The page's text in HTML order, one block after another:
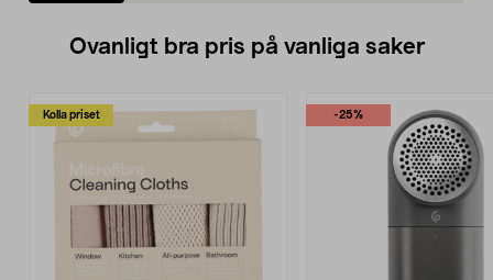
Ovanligt bra pris på vanliga saker
Kolla priset -25%